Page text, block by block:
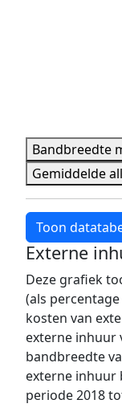
Bandbreedte
Gemiddelde
Toon
Jaar
2018 431 pers.
2019 438 pers.
2020 458 pers.
2021 458 pers.
2022
493 pers.
Externe
Deze grafiek
(als
kosten van
externe inhuur
bandbreedte
externe inhuur
periode 2018